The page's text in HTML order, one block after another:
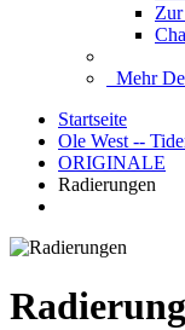
Mehr
Startseite
Ole West --
ORIGINALE
Radierungen